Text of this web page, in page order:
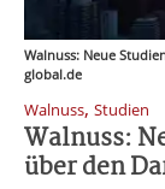
Walnuss: Neue
global.de
Walnuss, Studien
Walnuss:
über den